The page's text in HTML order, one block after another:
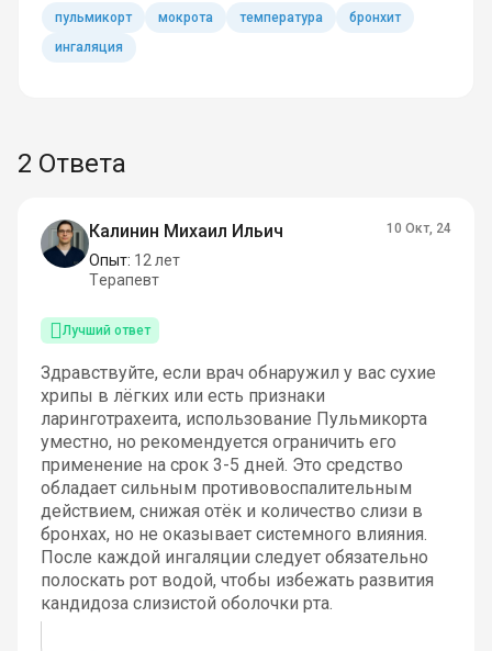
пульмикорт мокрота температура
бронхит
ингаляция
2 Ответа
Калинин Михаил Ильич
Опыт: 12 лет
Терапевт
10 Окт, 24
Лучший ответ
Здравствуйте, если врач обнаружил у вас сухие
хрипы в лёгких или есть признаки
ларинготрахеита, использование Пульмикорта
уместно, но рекомендуется ограничить его
применение на срок 3-5 дней. Это средство
обладает сильным противовоспалительным
действием, снижая отёк и количество слизи в
бронхах, но не оказывает системного влияния.
После каждой ингаляции следует обязательно
полоскать рот водой, чтобы избежать развития
кандидоза слизистой оболочки рта.